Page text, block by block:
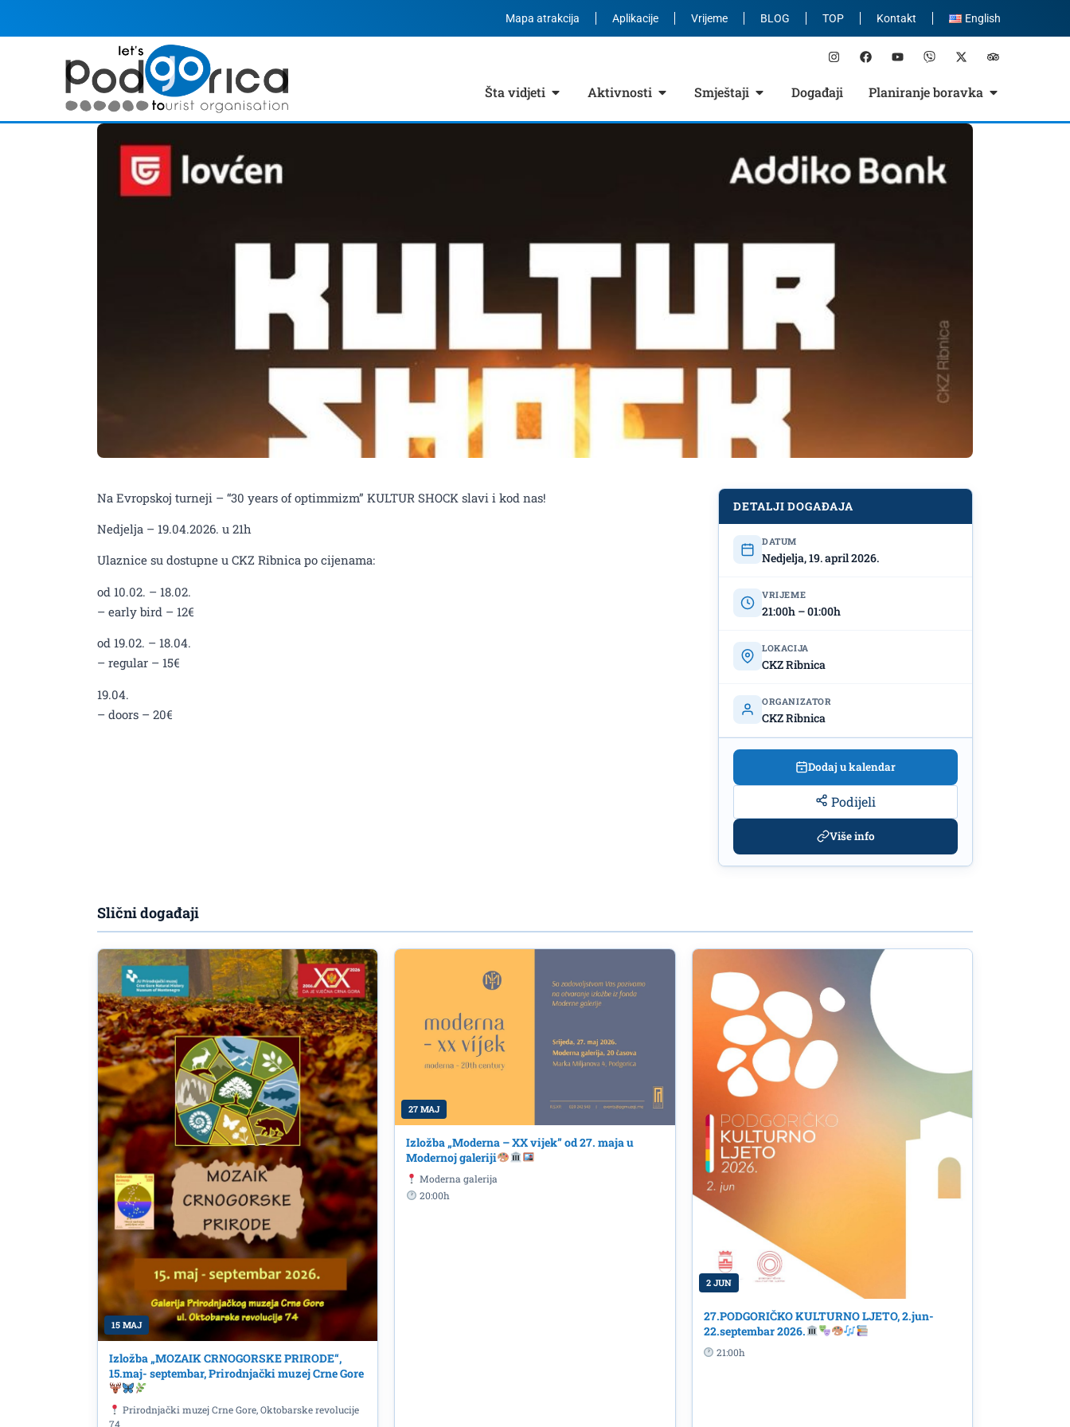
Mapa atrakcija Aplikacije Vrijeme BLOG TOP Kontakt English
Šta vidjeti Aktivnosti Smještaji Događaji Planiranje boravka
Na Evropskoj turneji – “30 years of optimmizm” KULTUR SHOCK
slavi i kod nas 19.aprila!
Na Evropskoj turneji – “30 years of optimmizm” KULTUR SHOCK slavi i kod nas!
Nedjelja – 19.04.2026. u 21h
Ulaznice su dostupne u CKZ Ribnica po cijenama:
od 10.02. – 18.02.
– early bird – 12€
od 19.02. – 18.04.
– regular – 15€
19.04.
– doors – 20€
DETALJI DOGAĐAJA
DATUM
Nedjelja, 19. april 2026.
VRIJEME
21:00h – 01:00h
LOKACIJA
CKZ Ribnica
ORGANIZATOR
CKZ Ribnica
Dodaj u kalendar
Podijeli
Više info
Slični događaji
15 MAJ
Izložba „MOZAIK CRNOGORSKE PRIRODE“,
15.maj- septembar, Prirodnjački muzej Crne Gore
Prirodnjački muzej Crne Gore, Oktobarske revolucije
74
27 MAJ
Izložba „Moderna – XX vijek” od 27. maja u
Modernoj galeriji
Moderna galerija
20:00h
2 JUN
27.PODGORIČKO KULTURNO LJETO, 2.jun-
22.septembar 2026.
21:00h